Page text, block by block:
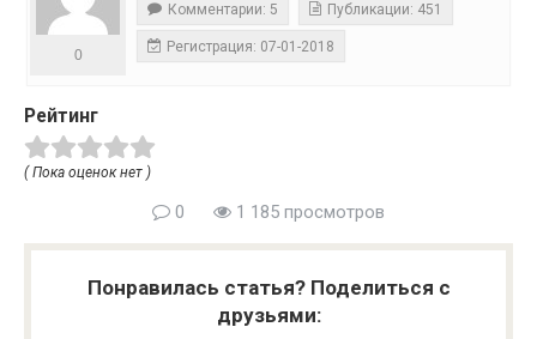
0
Комментарии: 5 Публикации: 451
Регистрация: 07-01-2018
Рейтинг
( Пока оценок нет )
0 1 185 просмотров
Понравилась статья? Поделиться с
друзьями: